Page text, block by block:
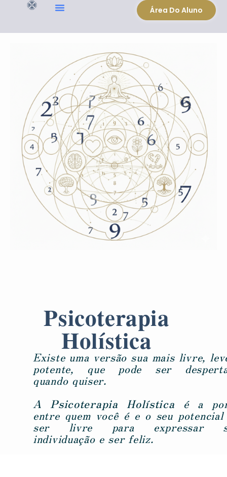
Área Do Aluno
Psicoterapia
Holística
Existe uma versão sua mais livre,
potente, que pode ser
quando quiser.
A Psicoterapia Holística é a
entre quem você é e o seu potencial
ser livre para expressar
individuação e ser feliz.